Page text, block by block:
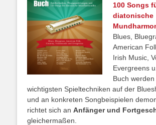
100 Songs
diatonische
Blues,
American
Irish Music,
Evergreens
Buch werden
wichtigsten Spieltechniken auf der
und an konkreten Songbeispielen
richtet sich an Anfänger und
gleichermaßen.